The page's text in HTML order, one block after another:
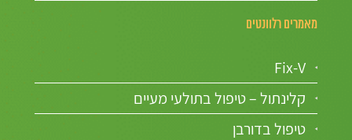
מאמרים רלוונטים
Fix-V
קלינתול – טיפול בתולעי מעיים
טיפול בדורבן